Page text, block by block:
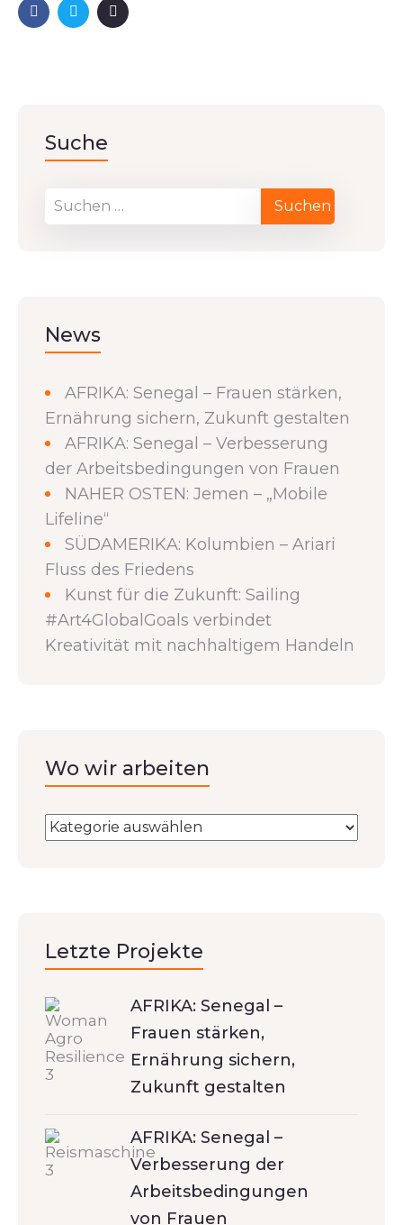
Suche
News
AFRIKA: Senegal – Frauen stärken,
Ernährung sichern, Zukunft gestalten
AFRIKA: Senegal – Verbesserung
der Arbeitsbedingungen von Frauen
NAHER OSTEN: Jemen – „Mobile
Lifeline“
SÜDAMERIKA: Kolumbien – Ariari
Fluss des Friedens
Kunst für die Zukunft: Sailing
#Art4GlobalGoals verbindet
Kreativität mit nachhaltigem Handeln
Wo wir arbeiten
Letzte Projekte
AFRIKA: Senegal –
Frauen stärken,
Ernährung sichern,
Zukunft gestalten
AFRIKA: Senegal –
Verbesserung der
Arbeitsbedingungen
von Frauen